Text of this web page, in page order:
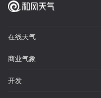
在线天气
商业气象
开发